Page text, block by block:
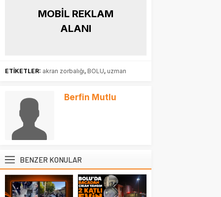
MOBİL REKLAM
ALANI
ETİKETLER: akran zorbalığı, BOLU, uzman
Berfin Mutlu
BENZER KONULAR